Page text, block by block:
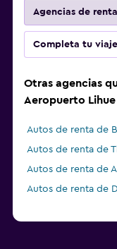
Agencias de
Completa tu viaje
Otras agencias
Aeropuerto Lihue
Autos de renta de
Autos de renta de
Autos de renta de
Autos de renta de